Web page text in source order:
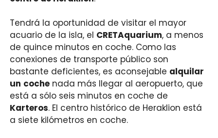
Tendrá la oportunidad de visitar el mayor
acuario de la isla, el CRETAquarium, a menos
de quince minutos en coche. Como las
conexiones de transporte público son
bastante deficientes, es aconsejable alquilar
un coche nada más llegar al aeropuerto, que
está a sólo seis minutos en coche de
Karteros. El centro histórico de Heraklion está
a siete kilómetros en coche.